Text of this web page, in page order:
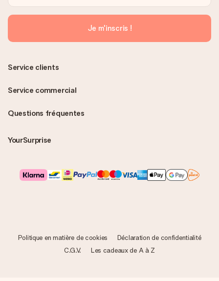
Je m'inscris !
Questions fréquentes
YourSurprise
Service clients
Service commercial
Politique en matière de cookies
Déclaration de confidentialité
C.G.V.
Les cadeaux de A à Z